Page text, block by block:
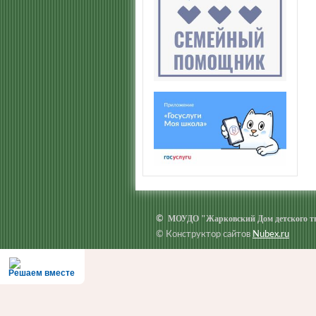
© МОУДО "Жарковский Дом детского
© Конструктор сайтов Nubex.ru
Решаем вместе